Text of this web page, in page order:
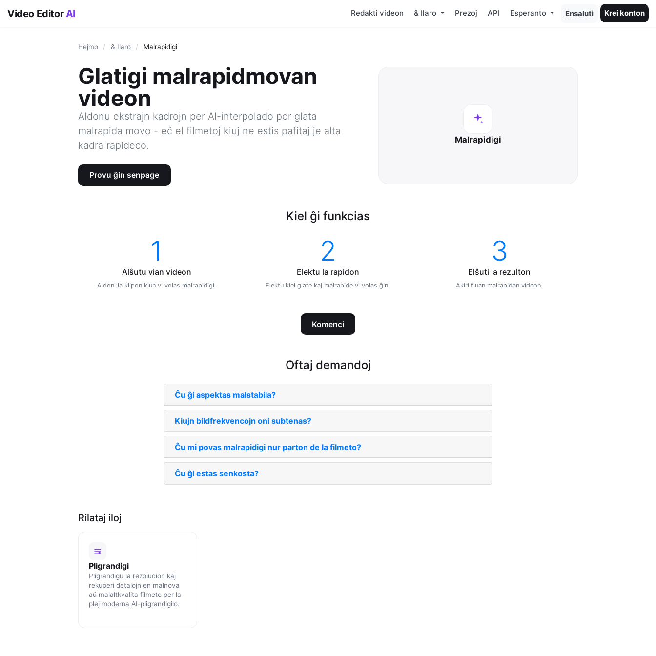
Video EditorAI Redakti videon & Ilaro Prezoj API Esperanto Ensaluti Krei konton
Hejmo / & Ilaro / Malrapidigi
Glatigi malrapidmovan
videon
Aldonu ekstrajn kadrojn per AI-interpolado por glata
malrapida movo - eĉ el filmetoj kiuj ne estis pafitaj je alta
kadra rapideco.
Provu ĝin senpage
Malrapidigi
Kiel ĝi funkcias
1
Alŝutu vian videon
Aldoni la klipon kiun vi volas malrapidigi.
2
Elektu la rapidon
Elektu kiel glate kaj malrapide vi volas ĝin.
3
Elŝuti la rezulton
Akiri fluan malrapidan videon.
Komenci
Oftaj demandoj
Ĉu ĝi aspektas malstabila?
Kiujn bildfrekvencojn oni subtenas?
Ĉu mi povas malrapidigi nur parton de la filmeto?
Ĉu ĝi estas senkosta?
Rilataj iloj
Pligrandigi
Pligrandigu la rezolucion kaj
rekuperi detalojn en malnova
aŭ malaltkvalita filmeto per la
plej moderna AI-pligrandigilo.